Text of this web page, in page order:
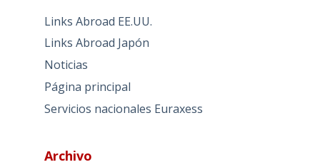
Links Abroad EE.UU.
Links Abroad Japón
Noticias
Página principal
Servicios nacionales Euraxess
Archivo